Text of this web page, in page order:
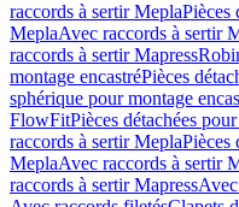
raccords à sertir MeplaPièces
MeplaAvec raccords à sertir
raccords à sertir Mapress
montage encastréPièces
sphérique pour montage
FlowFitPièces détachées
raccords à sertir MeplaPièces
MeplaAvec raccords à sertir
raccords à sertir Mapress